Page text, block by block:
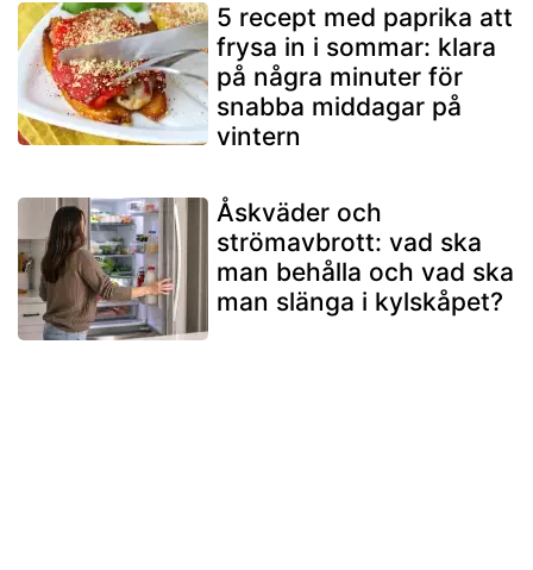
5 recept med paprika att
frysa in i sommar: klara
på några minuter för
snabba middagar på
vintern
Åskväder och
strömavbrott: vad ska
man behålla och vad ska
man slänga i kylskåpet?